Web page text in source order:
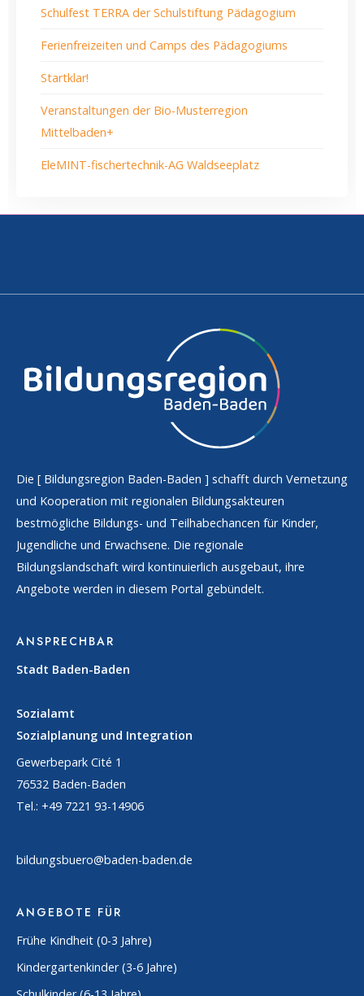
Schulfest TERRA der Schulstiftung Pädagogium
Ferienfreizeiten und Camps des Pädagogiums
Startklar!
Veranstaltungen der Bio-Musterregion
Mittelbaden+
EleMINT-fischertechnik-AG Waldseeplatz
Die [ Bildungsregion Baden-Baden ] schafft durch Vernetzung
und Kooperation mit regionalen Bildungsakteuren
bestmögliche Bildungs- und Teilhabechancen für Kinder,
Jugendliche und Erwachsene. Die regionale
Bildungslandschaft wird kontinuierlich ausgebaut, ihre
Angebote werden in diesem Portal gebündelt.
ANSPRECHBAR
Stadt Baden-Baden
Sozialamt
Sozialplanung und Integration
Gewerbepark Cité 1
76532 Baden-Baden
Tel.: +49 7221 93-14906
bildungsbuero@baden-baden.de
ANGEBOTE FÜR
Frühe Kindheit (0-3 Jahre)
Kindergartenkinder (3-6 Jahre)